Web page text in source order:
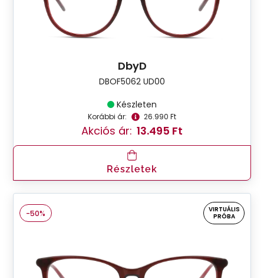
DbyD
DBOF5062 UD00
Készleten
Korábbi ár: 26.990 Ft
Akciós ár: 13.495 Ft
Részletek
-50%
VIRTUÁLIS
PRÓBA